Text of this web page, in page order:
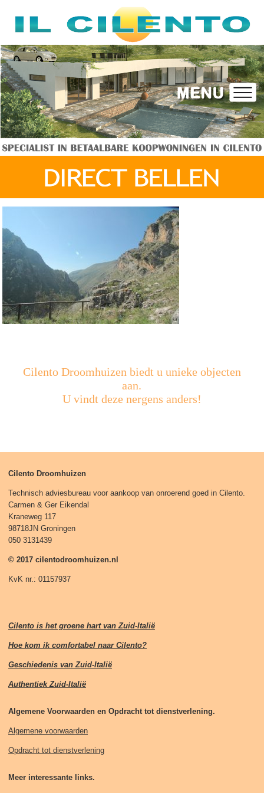
Cilento Droomhuizen biedt u unieke objecten
aan.
U vindt deze nergens anders!
Cilento Droomhuizen
Technisch adviesbureau voor aankoop van onroerend goed in Cilento.
Carmen & Ger Eikendal
Kraneweg 117
98718JN Groningen
050 3131439
© 2017 cilentodroomhuizen.nl
KvK nr.: 01157937
Cilento is het groene hart van Zuid-Italië
Hoe kom ik comfortabel naar Cilento?
Geschiedenis van Zuid-Italië
Authentiek Zuid-Italië
Algemene Voorwaarden en Opdracht tot dienstverlening.
Algemene voorwaarden
Opdracht tot dienstverlening
Meer interessante links.